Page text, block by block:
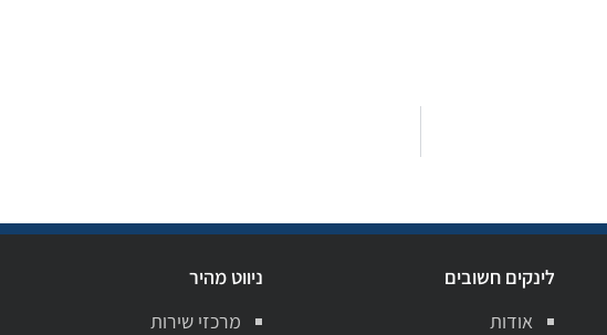
לינקים חשובים
אודות
ניווט מהיר
מרכזי שירות